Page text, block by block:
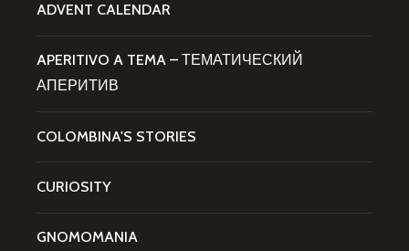
ADVENT CALENDAR
APERITIVO A TEMA – ТЕМАТИЧЕСКИЙ
АПЕРИТИВ
COLOMBINA'S STORIES
CURIOSITY
GNOMOMANIA